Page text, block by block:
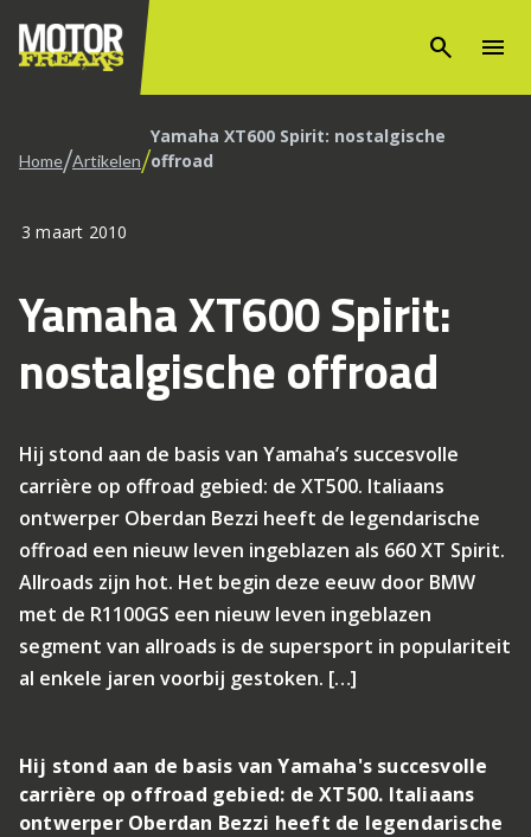
search menu
Home/Artikelen/Yamaha XT600 Spirit: nostalgische
offroad
3 maart 2010
Yamaha XT600 Spirit:
nostalgische offroad
Hij stond aan de basis van Yamaha’s succesvolle
carrière op offroad gebied: de XT500. Italiaans
ontwerper Oberdan Bezzi heeft de legendarische
offroad een nieuw leven ingeblazen als 660 XT Spirit.
Allroads zijn hot. Het begin deze eeuw door BMW
met de R1100GS een nieuw leven ingeblazen
segment van allroads is de supersport in populariteit
al enkele jaren voorbij gestoken. […]
Hij stond aan de basis van Yamaha's succesvolle
carrière op offroad gebied: de XT500. Italiaans
ontwerper Oberdan Bezzi heeft de legendarische